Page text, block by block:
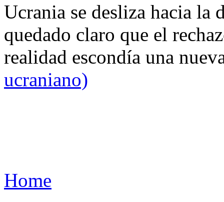
Ucrania se desliza hacia
quedado claro que el
realidad escondía una
ucraniano)
Home